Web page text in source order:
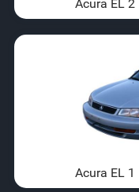
Acura EL 2
Acura EL 1